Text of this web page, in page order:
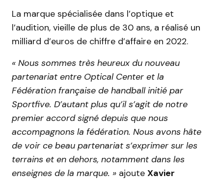
La marque spécialisée dans l’optique et
l’audition, vieille de plus de 30 ans, a réalisé un
milliard d’euros de chiffre d’affaire en 2022.
« Nous sommes très heureux du nouveau
partenariat entre Optical Center et la
Fédération française de handball initié par
Sportfive. D’autant plus qu’il s’agit de notre
premier accord signé depuis que nous
accompagnons la fédération. Nous avons hâte
de voir ce beau partenariat s’exprimer sur les
terrains et en dehors, notamment dans les
enseignes de la marque. » ajoute Xavier